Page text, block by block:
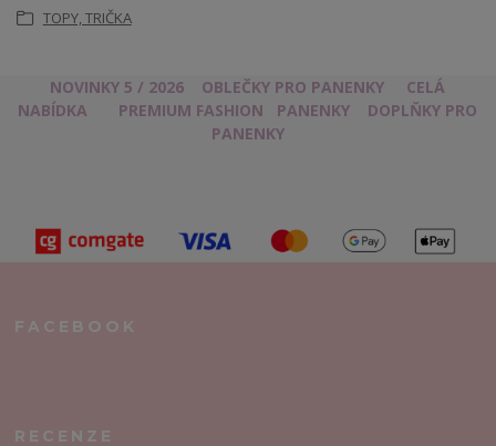
TOPY, TRIČKA
NOVINKY 5 / 2026 OBLEČKY PRO PANENKY
CELÁ
NABÍDKA
PREMIUM FASHION PANENKY
DOPLŇKY PRO
PANENKY
FACEBOOK
RECENZE